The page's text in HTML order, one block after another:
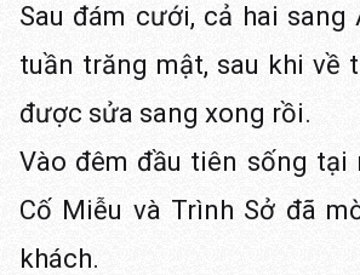
Sau đám cưới, cả hai sang
tuần trăng mật, sau khi về
được sửa sang xong rồi.
Vào đêm đầu tiên sống tại
Cố Miễu và Trình Sở đã
khách.